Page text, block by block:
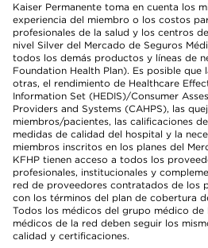
Kaiser Permanente toma en cuenta los
experiencia del miembro o los costos
profesionales de la salud y los centros
nivel Silver del Mercado de Seguros
todos los demás productos y líneas de
Foundation Health Plan). Es posible que
otras, el rendimiento de Healthcare
Information Set (HEDIS)/Consumer
Providers and Systems (CAHPS), las
miembros/pacientes, las calificaciones
medidas de calidad del hospital y la
miembros inscritos en los planes del
KFHP tienen acceso a todos los
profesionales, institucionales y
red de proveedores contratados de los
con los términos del plan de cobertura
Todos los médicos del grupo médico de
médicos de la red deben seguir los
calidad y certificaciones.